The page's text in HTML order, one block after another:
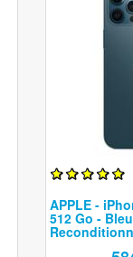
APPLE -
512 Go -